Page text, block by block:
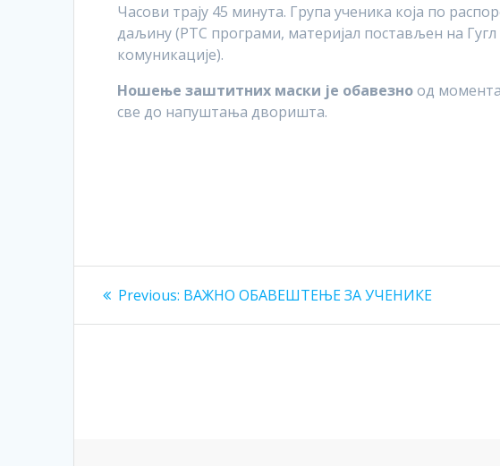
Часови трају 45 минута. Група ученика која по
даљину (РТС програми, материјал постављен на
комуникације).
Ношење заштитних маски је обавезноод
све до напуштања дворишта.
Post
navigation
Previous: Previous
ВАЖНО ОБАВЕШТЕЊЕ ЗА УЧЕНИКЕ